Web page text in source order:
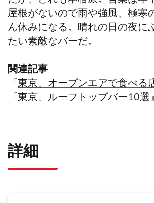
屋根がないので雨や強風、極寒
ん休みになる。晴れの日の夜に
たい素敵なバーだ。
関連記事
『 東京、オープンエアで食べる
『 東京、ルーフトップバー10選』
詳細